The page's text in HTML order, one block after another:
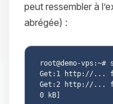
peut ressembler à
abrégée) :
root@demo-
Get:1 http://...
Get:2 http://...
0 kB]